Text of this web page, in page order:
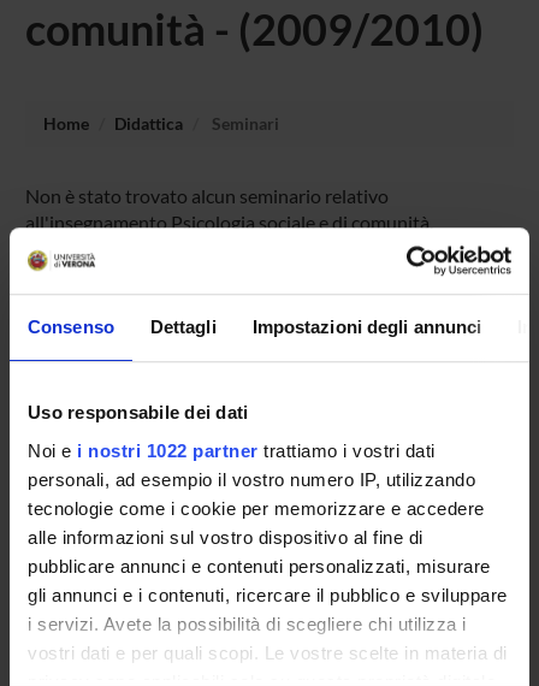
Consenso Dettagli Impostazioni degli annunci
Uso responsabile dei dati
Noi e i nostri 1022 partner trattiamo i vostri dati
personali, ad esempio il vostro numero IP, utilizzando
tecnologie come i cookie per memorizzare e accedere
alle informazioni sul vostro dispositivo al fine di
pubblicare annunci e contenuti personalizzati, misurare
gli annunci e i contenuti, ricercare il pubblico e sviluppare
i servizi. Avete la possibilità di scegliere chi utilizza i
vostri dati e per quali scopi. Le vostre scelte in materia di
privacy sono applicabili solo su questa proprietà digitale
comunità - (2009/2010)
Home Didattica Seminari
Non è stato trovato alcun seminario relativo
all'insegnamento Psicologia sociale e di comunità.
OFFERTA FORMATIVA
SUPERIORE
Contatti
Persone
Luoghi
Calendario